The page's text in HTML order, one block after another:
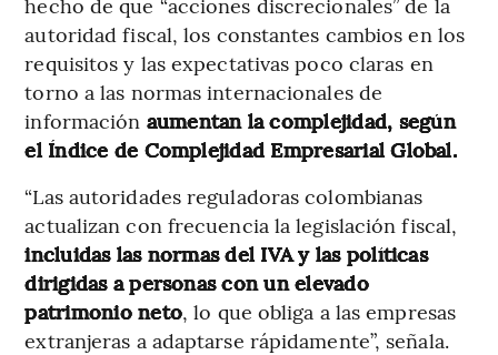
autoridad fiscal, los constantes cambios en los
requisitos y las expectativas poco claras en
torno a las normas internacionales de
información aumentan la complejidad, según
el Índice de Complejidad Empresarial Global.
“Las autoridades reguladoras colombianas
actualizan con frecuencia la legislación fiscal,
incluidas las normas del IVA y las políticas
dirigidas a personas con un elevado
patrimonio neto, lo que obliga a las empresas
extranjeras a adaptarse rápidamente”, señala.